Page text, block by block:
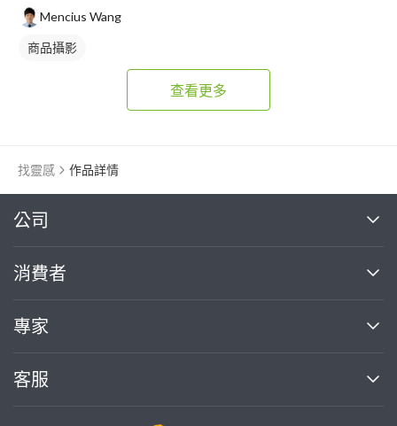
Mencius Wang
商品攝影
查看更多
找靈感 作品詳情
公司
關於我們
部落格
加入我們
消費者
買服務
熱門服務
專家
案件中心
客服
繼續完成